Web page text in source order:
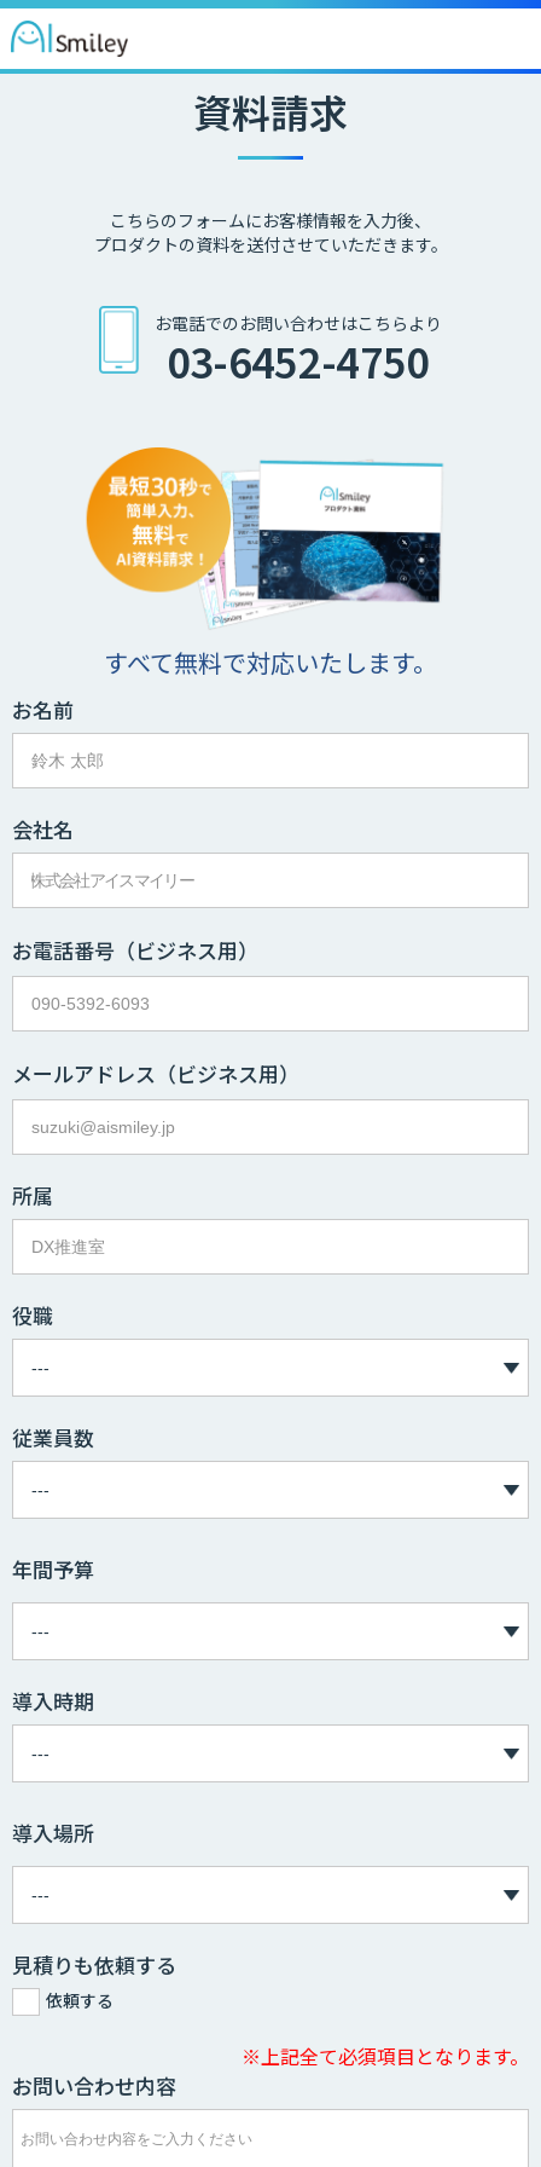
資料請求
こちらのフォームにお客様情報を入力後、
プロダクトの資料を送付させていただきます。
お電話でのお問い合わせはこちらより
03-6452-4750
すべて無料で対応いたします。
お名前
会社名
お電話番号 （ビジネス用）
メールアドレス （ビジネス用）
所属
役職
従業員数
年間予算
導入時期
導入場所
見積りも依頼する
依頼する
※上記全て必須項目となります。
お問い合わせ内容